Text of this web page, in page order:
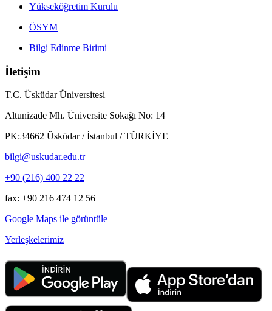
Yükseköğretim Kurulu
ÖSYM
Bilgi Edinme Birimi
İletişim
T.C. Üsküdar Üniversitesi
Altunizade Mh. Üniversite Sokağı No: 14
PK:34662 Üsküdar / İstanbul / TÜRKİYE
bilgi@uskudar.edu.tr
+90 (216) 400 22 22
fax: +90 216 474 12 56
Google Maps ile görüntüle
Yerleşkelerimiz